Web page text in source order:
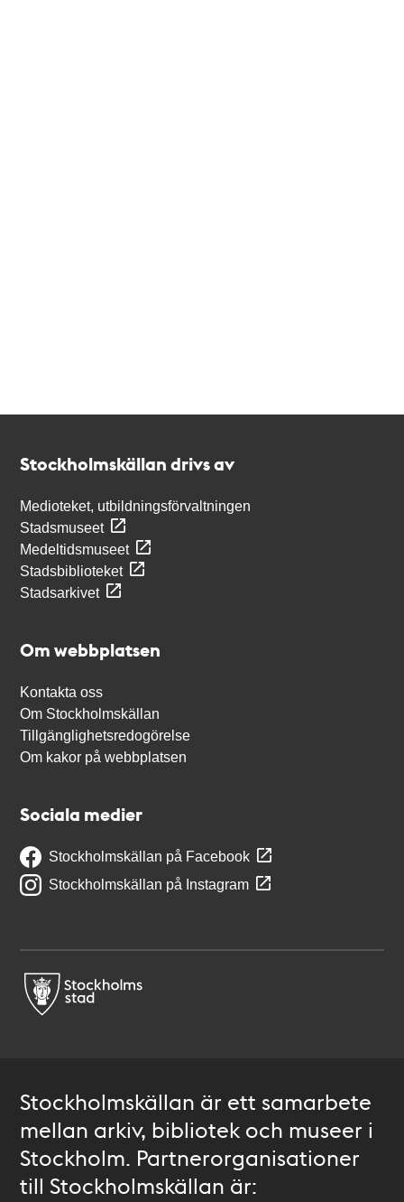
Stockholmskällan drivs av
Medioteket, utbildningsförvaltningen
Stadsmuseet
Medeltidsmuseet
Stadsbiblioteket
Stadsarkivet
Om webbplatsen
Kontakta oss
Om Stockholmskällan
Tillgänglighetsredogörelse
Om kakor på webbplatsen
Sociala medier
Stockholmskällan på Facebook
Stockholmskällan på Instagram
Stockholmskällan är ett samarbete
mellan arkiv, bibliotek och museer i
Stockholm. Partnerorganisationer
till Stockholmskällan är: